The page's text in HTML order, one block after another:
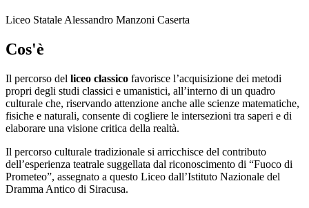
Liceo Statale Alessandro Manzoni Caserta
Cos'è
Il percorso del liceo classico favorisce l’acquisizione dei metodi
propri degli studi classici e umanistici, all’interno di un quadro
culturale che, riservando attenzione anche alle scienze matematiche,
fisiche e naturali, consente di cogliere le intersezioni tra saperi e di
elaborare una visione critica della realtà.
Il percorso culturale tradizionale si arricchisce del contributo
dell’esperienza teatrale suggellata dal riconoscimento di “Fuoco di
Prometeo”, assegnato a questo Liceo dall’Istituto Nazionale del
Dramma Antico di Siracusa.